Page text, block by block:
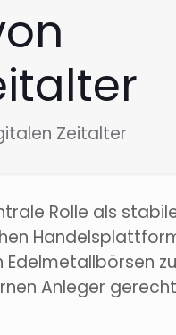
Zeitalter
Rolle als
zu
Anleger gerecht